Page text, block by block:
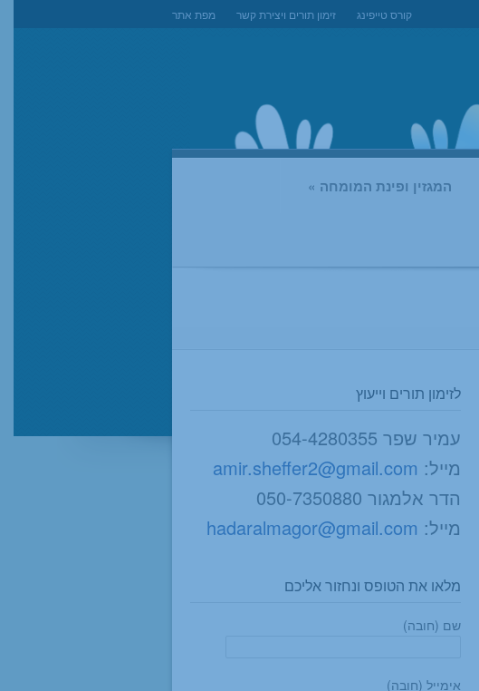
מפת אתר זימון תורים ויצירת קשר קורס טייפינג
המגזין ופינת המומחה »
לזימון תורים וייעוץ
עמיר שפר 054-4280355
מייל: amir.sheffer2@gmail.com
הדר אלמגור 050-7350880
מייל: hadaralmagor@gmail.com
מלאו את הטופס ונחזור אליכם
שם (חובה)
אימייל (חובה)